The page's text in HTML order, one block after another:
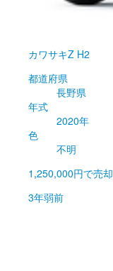
カワサキZ H2
都道府県
長野県
年式
2020年
色
不明
1,250,000円で売却
3年弱前